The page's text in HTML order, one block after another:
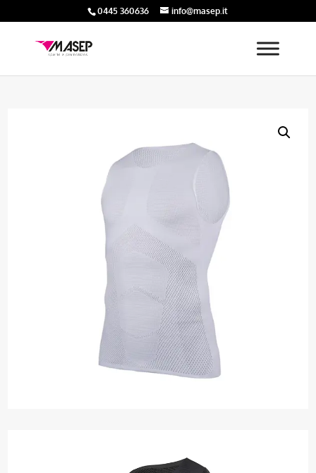
0445 360636 info@masep.it